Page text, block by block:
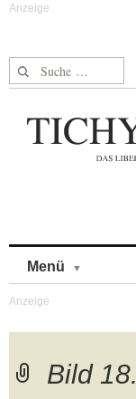
Suche nach:
Menü
Bild